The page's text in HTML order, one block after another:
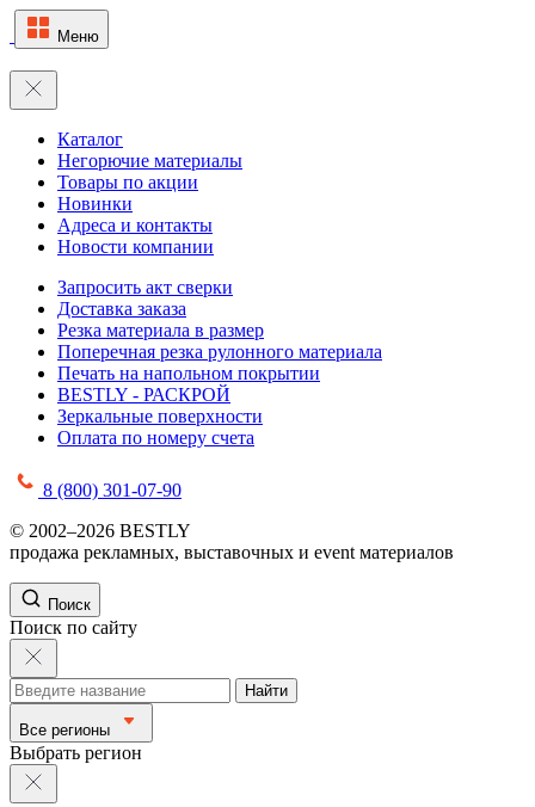
Меню
Каталог
Негорючие материалы
Товары по акции
Новинки
Адреса и контакты
Новости компании
Запросить акт сверки
Доставка заказа
Резка материала в размер
Поперечная резка рулонного материала
Печать на напольном покрытии
BESTLY - РАСКРОЙ
Зеркальные поверхности
Оплата по номеру счета
8 (800) 301-07-90
© 2002–2026 BESTLY
продажа рекламных, выставочных и event материалов
Поиск
Поиск по сайту
Найти
Все регионы
Выбрать регион